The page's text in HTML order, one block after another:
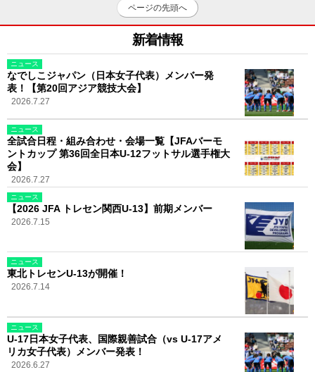
ページの先頭へ
新着情報
ニュース
なでしこジャパン（日本女子代表）メンバー発
表！【第20回アジア競技大会】
2026.7.27
ニュース
全試合日程・組み合わせ・会場一覧【JFAバーモ
ントカップ 第36回全日本U-12フットサル選手権大
会】
2026.7.27
ニュース
【2026 JFA トレセン関西U-13】前期メンバー
2026.7.15
ニュース
東北トレセンU-13が開催！
2026.7.14
ニュース
U-17日本女子代表、国際親善試合（vs U-17アメ
リカ女子代表）メンバー発表！
2026.6.27